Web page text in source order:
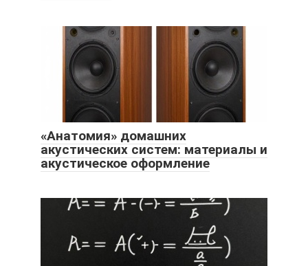
«Анатомия» домашних
акустических систем: материалы и
акустическое оформление